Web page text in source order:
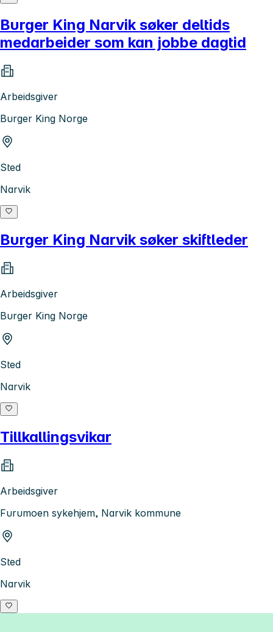
Burger King Narvik søker deltids
medarbeider som kan jobbe dagtid
Arbeidsgiver
Burger King Norge
Sted
Narvik
Burger King Narvik søker skiftleder
Arbeidsgiver
Burger King Norge
Sted
Narvik
Tillkallingsvikar
Arbeidsgiver
Furumoen sykehjem, Narvik kommune
Sted
Narvik